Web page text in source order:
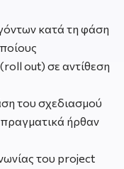
κατά τη φάση
out) σε αντίθεση
του σχεδιασμού
ήρθαν
του project